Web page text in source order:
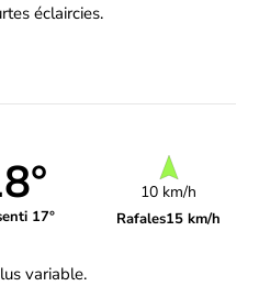
éclaircies.
17°
10 km/h
Rafales15 km/h
variable.